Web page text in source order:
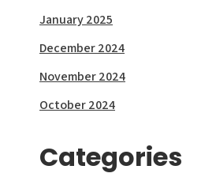
January 2025
December 2024
November 2024
October 2024
Categories